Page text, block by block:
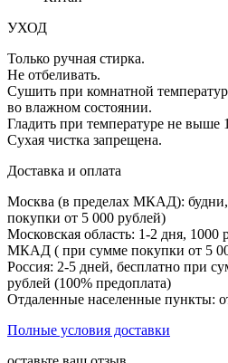
УХОД
Только ручная стирка.
Не отбеливать.
Сушить при комнатной
во влажном состоянии.
Гладить при температуре не выше
Сухая чистка запрещена.
Доставка и оплата
Москва (в пределах МКАД):
покупки от 5 000 рублей)
Московская область: 1-2 дня, 1000
МКАД ( при сумме покупки от 5
Россия: 2-5 дней, бесплатно при
рублей (100% предоплата)
Отдаленные населенные пункты:
Полные условия доставки